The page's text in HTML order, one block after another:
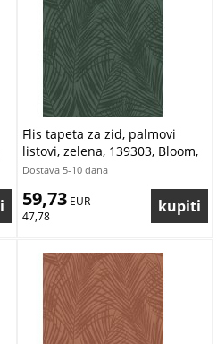
Flis tapeta za zid, palmovi
listovi, zelena, 139303, Bloom,
Esta Home
Dostava 5-10 dana
59,73 EUR
47,78